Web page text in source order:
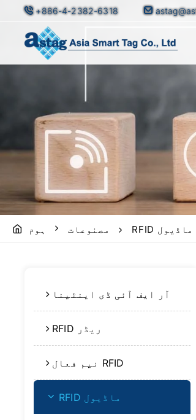
+886-4-2382-6318
ہوم مصنوعات RFID ماڈیول
آر ایف آئی ڈی اینٹینا
RFID ریڈر
نیم فعال RFID
RFID ماڈیول